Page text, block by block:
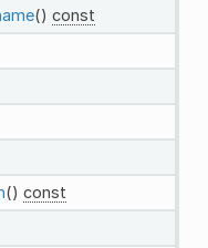
() const
() const